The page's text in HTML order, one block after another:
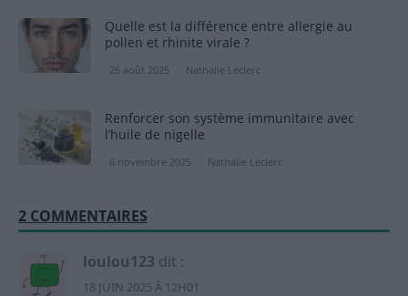
Quelle est la différence entre allergie au
pollen et rhinite virale ?
26 août 2025 Nathalie Leclerc
Renforcer son système immunitaire avec
l’huile de nigelle
6 novembre 2025 Nathalie Leclerc
2 COMMENTAIRES
loulou123 dit :
18 JUIN 2025 À 12H01